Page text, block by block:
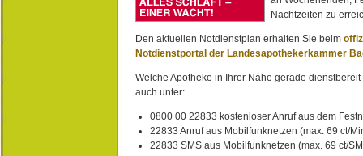
Nachtzeiten zu
Den aktuellen Notdienstplan erhalten Sie beim
Notdienstportal der Landesapothekerkammer
Welche Apotheke in Ihrer Nähe gerade
auch unter:
0800 00 22833 kostenloser Anruf aus dem
22833 Anruf aus Mobilfunknetzen (max. 69 ct/
22833 SMS aus Mobilfunknetzen (max. 69 ct/